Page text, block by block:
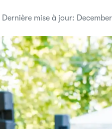
Dernière mise à jour: